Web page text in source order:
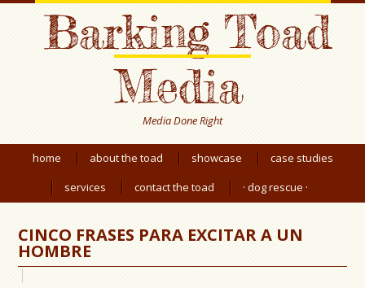
Barking Toad
Media
Media Done Right
home about the toad showcase
case studies
services
contact the toad · dog rescue ·
CINCO FRASES PARA EXCITAR A UN
HOMBRE